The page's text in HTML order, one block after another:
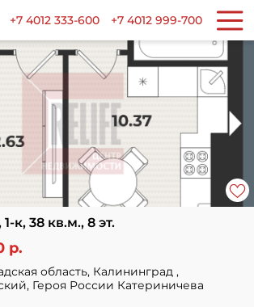
+7 4012 333-600 +7 4012 999-700
к, 38 кв.м., 8 эт.
р.
область, Калининград ,
Героя России Катериничева